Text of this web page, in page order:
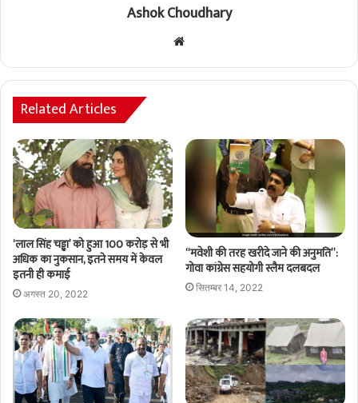
Ashok Choudhary
Website
Related Articles
‘लाल सिंह चड्ढा’ को हुआ 100 करोड़ से भी
अधिक का नुकसान, इतने समय में केवल
इतनी ही कमाई
अगस्त 20, 2022
“मवेशी की तरह खरीदे जाने की अनुमति”:
गोवा कांग्रेस सहयोगी स्लैम दलबदल
सितम्बर 14, 2022